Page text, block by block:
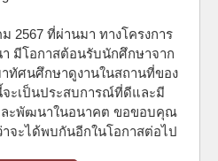
2567 ที่ผ่านมา ทางโครงการ
มีโอกาสต้อนรับนักศึกษาจาก
ทัศนศึกษาดูงานในสถานที่ของ
จะเป็นประสบการณ์ที่ดีและมี
ละพัฒนาในอนาคต ขอขอบคุณ
าจะได้พบกันอีกในโอกาสต่อไป